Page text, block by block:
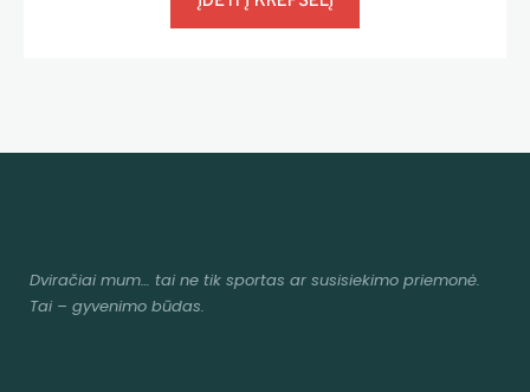
Dviračiai mum… tai ne tik sportas ar susisiekimo priemonė.
Tai – gyvenimo būdas.